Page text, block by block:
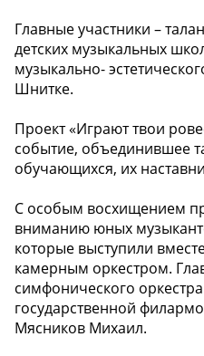
Главные участники –
детских музыкальных
музыкально-
Шнитке.
Проект «Играют твои
событие, объединившее
обучающихся, их
С особым восхищением
вниманию юных
которые выступили
камерным оркестром.
симфонического
государственной
Мясников Михаил.